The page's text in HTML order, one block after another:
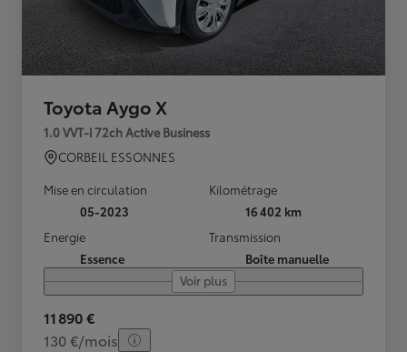
Toyota Aygo X
1.0 VVT-i 72ch Active Business
CORBEIL ESSONNES
Mise en circulation
05-2023
Kilométrage
16 402 km
Energie
Essence
Transmission
Boîte manuelle
Voir plus
11 890 €
130 €/mois